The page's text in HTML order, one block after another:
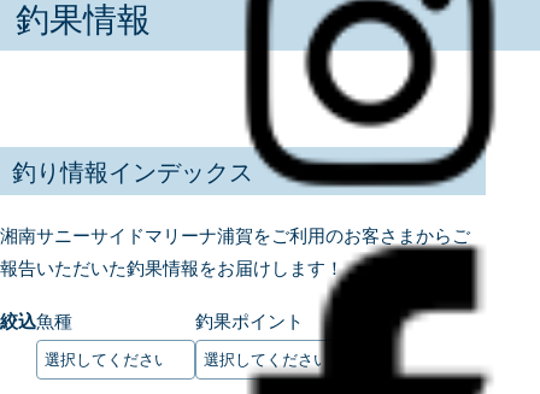
釣果情報
釣り情報インデックス
湘南サニーサイドマリーナ浦賀をご利用のお客さまからご
報告いただいた釣果情報をお届けします！
絞込魚種 釣果ポイント